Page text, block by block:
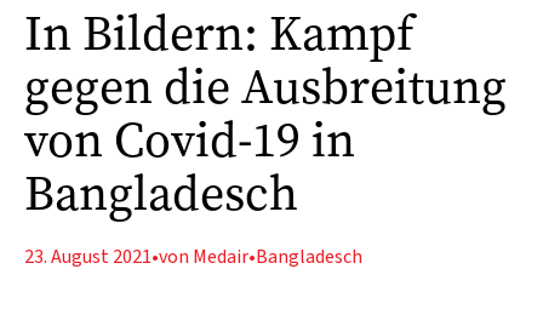
In Bildern: Kampf
gegen die Ausbreitung
von Covid-19 in
Bangladesch
23. August 2021•von Medair•Bangladesch